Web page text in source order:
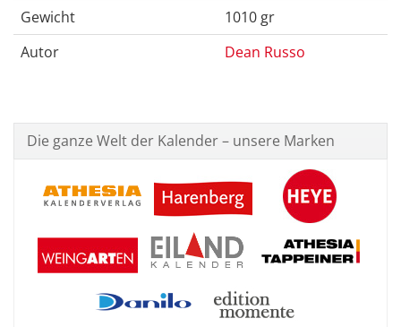
Gewicht
1010 gr
Autor
Dean Russo
Die ganze Welt der Kalender – unsere Marken